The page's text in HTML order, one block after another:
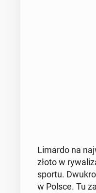
Limardo na
złoto w
sportu.
w Polsce. Tu